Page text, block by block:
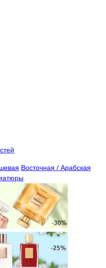
Восточная / Арабская